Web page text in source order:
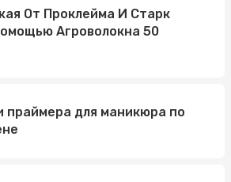
От Проклейма И Старк
Агроволокна 50
праймера для маникюра по